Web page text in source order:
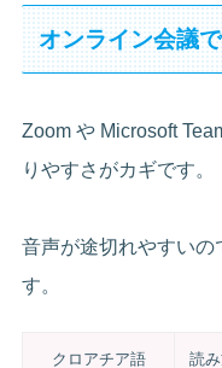
オンライン会議
Zoom や Microsoft
りやすさがカギです。
音声が途切れやすいの
す。
クロアチア語 読